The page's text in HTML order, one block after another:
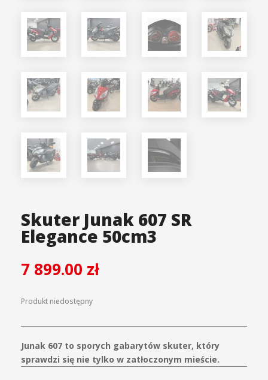
Skuter Junak 607 SR
Elegance 50cm3
7 899.00 zł
Produkt niedostępny
Junak 607 to sporych gabarytów skuter, który
sprawdzi się nie tylko w zatłoczonym mieście.